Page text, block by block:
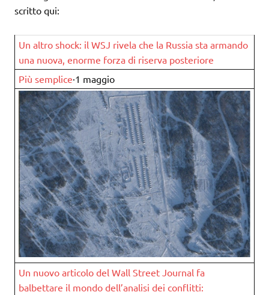
scritto qui:
Un altro shock: il WSJ rivela che la Russia sta armando
una nuova, enorme forza di riserva posteriore
Più semplice·1 maggio
Un nuovo articolo del Wall Street Journal fa
balbettare il mondo dell’analisi dei conflitti: